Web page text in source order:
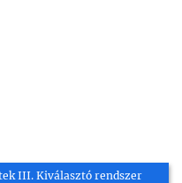
III. Kiválasztó rendszer